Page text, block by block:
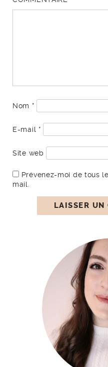
Nom *
E-mail *
Site web
Prévenez-moi de tous
mail.